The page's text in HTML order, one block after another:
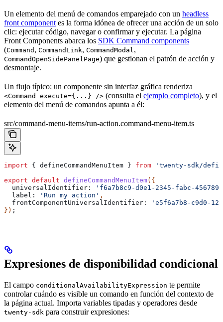
Un elemento del menú de comandos emparejado con un headless
front componentes la forma idónea de ofrecer una acción de un solo
clic: ejecutar código, navegar o confirmar y ejecutar. La página
Front Components abarca los SDK Command components
(Command , CommandLink, CommandModal,
CommandOpenSidePanelPage) que gestionan el patrón de acción y
desmontaje.
Un flujo típico: un componente sin interfaz gráfica renderiza
<Command execute={...} /> (consulta el ejemplo completo), y el
elemento del menú de comandos apunta a él:
src/command-menu-items/run-action.command-menu-item.ts
import { defineCommandMenuItem } from 'twenty-sdk/
export default defineCommandMenuItem({
  universalIdentifier:
'f6a7b8c9-d0e1-2345-fabc-
  label:
'Run my action' ,
  frontComponentUniversalIdentifier:
'e5f6a7b8-c9d0-
}) ;
Expresiones de disponibilidad condicional
El campo conditionalAvailabilityExpression te permite
controlar cuándo es visible un comando en función del contexto de
la página actual. Importa variables tipadas y operadores desde
twenty-sdk para construir expresiones: